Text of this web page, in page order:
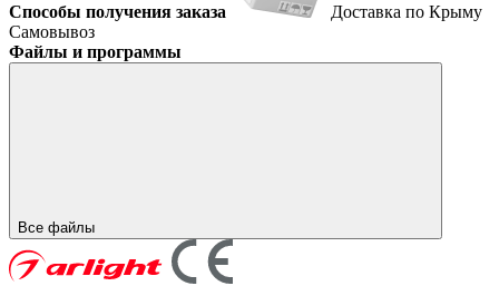
Способы получения заказа
Доставка по Крыму
Самовывоз
Файлы и программы
Все файлы